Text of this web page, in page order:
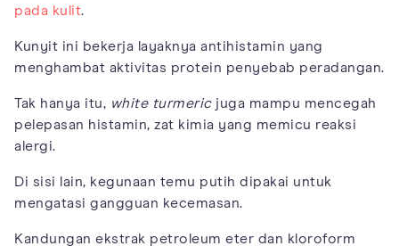
pada kulit.
Kunyit ini bekerja layaknya antihistamin yang
menghambat aktivitas protein penyebab peradangan.
Tak hanya itu, white turmericjuga mampu mencegah
pelepasan histamin, zat kimia yang memicu reaksi
alergi.
Di sisi lain, kegunaan temu putih dipakai untuk
mengatasi gangguan kecemasan.
Kandungan ekstrak petroleum eter dan kloroform